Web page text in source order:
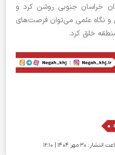
خراسان جنوبی روشن کرد و
و نگاه علمی می‌توان فرصت‌های
خلق کرد.
۳۰ مهر ۱۴۰۴ | 12:10